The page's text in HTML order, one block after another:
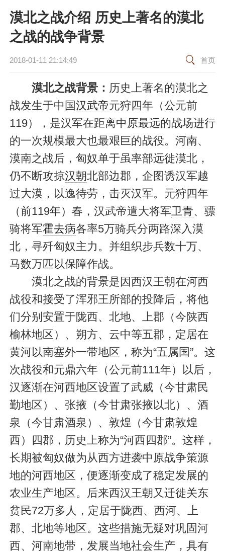
漠北之战介绍 历史上著名的漠北
之战的战争背景
2018-01-11 21:14:49 首页
漠北之战背景： 历史上著名的漠北之
战发生于中国汉武帝元狩四年（公元前
119），是汉军在距离中原最远的战场进行
的一次规模最大也最艰巨的战役。河南、
漠南之战后，匈奴单于虽率部远徙漠北，
仍不断攻掠汉朝北部边郡，企图诱汉军越
过大漠，以逸待劳，击灭汉军。元狩四年
（前119年）春，汉武帝遣大将军卫青、骠
骑将军霍去病各率5万骑兵分两路深入漠
北，寻歼匈奴主力。并组织步兵数十万、
马数万匹以保障作战。
漠北之战的背景是因西汉王朝在河西
战役和接受了浑邪王所部的投降后，将他
们分别安置于陇西、北地、上郡（今陕西
榆林地区）、朔方、云中等五郡，定居在
黄河以南塞外一带地区，称为“五属国”。这
次战役和元鼎六年（公元前111年）以后，
汉逐渐在河西地区设置了武威（今甘肃民
勤地区）、张掖（今甘肃张掖以北）、酒
泉（今甘肃酒泉）、敦煌（今甘肃敦煌
西）四郡，历史上称为“河西四郡”。这样，
长期被匈奴做为从西方进袭中原战争策源
地的河西地区，便逐渐变成了稳定发展的
农业生产地区。后来西汉王朝又迁徙关东
贫民72万多人，定居于陇西、西河、上
郡、北地等地区。这些措施无疑对巩固河
西、河南地带，发展当地社会生产，具有